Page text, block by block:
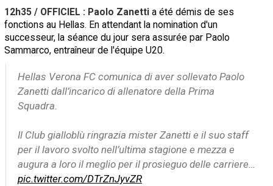
12h35 / OFFICIEL : Paolo Zanetti a été démis de ses
fonctions au Hellas. En attendant la nomination d'un
successeur, la séance du jour sera assurée par Paolo
Sammarco, entraîneur de l'équipe U20.
Hellas Verona FC comunica di aver sollevato Paolo
Zanetti dall’incarico di allenatore della Prima
Squadra.
Il Club gialloblù ringrazia mister Zanetti e il suo staff
per il lavoro svolto nell’ultima stagione e mezza e
augura a loro il meglio per il prosieguo delle carriere…
pic.twitter.com/DTrZnJyvZR